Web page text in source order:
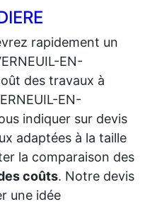
rapidement un
EN-
des travaux à
EN-
indiquer sur devis
adaptées à la taille
la comparaison des
coûts. Notre devis
une idée